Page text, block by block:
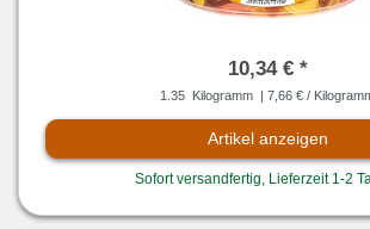
10,34 € *
1.35 Kilogramm | 7,66 € /
Artikel anzeigen
Sofort versandfertig, Lieferzeit 1-2